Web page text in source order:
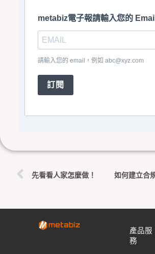
metabiz電子報請輸入您的 Email
請輸入您的 email，例如 abc@xyz.com
訂閱
先看看人家怎麼做！
產品服
務